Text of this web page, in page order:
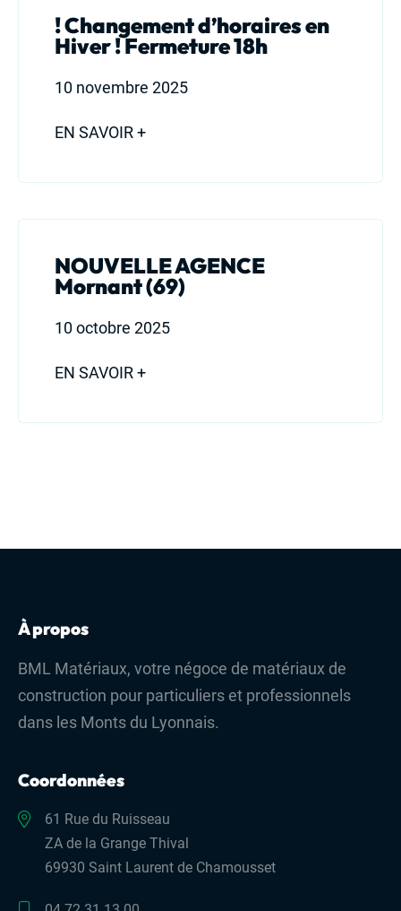
! Changement d’horaires en
Hiver ! Fermeture 18h
10 novembre 2025
EN SAVOIR +
NOUVELLE AGENCE
Mornant (69)
10 octobre 2025
EN SAVOIR +
À propos
BML Matériaux, votre négoce de matériaux de
construction pour particuliers et professionnels
dans les Monts du Lyonnais.
Coordonnées
61 Rue du Ruisseau
ZA de la Grange Thival
69930 Saint Laurent de Chamousset